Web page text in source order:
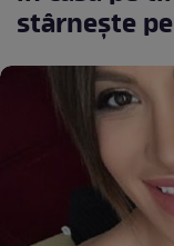
stârneşte